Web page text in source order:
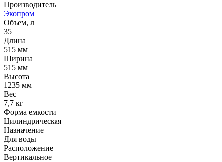
Производитель
Экопром
Объем, л
35
Длина
515 мм
Ширина
515 мм
Высота
1235 мм
Вес
7,7 кг
Форма емкости
Цилиндрическая
Назначение
Для воды
Расположение
Вертикальное